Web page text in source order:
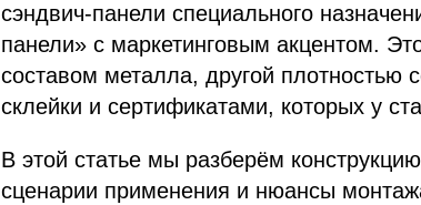
сэндвич-панели специального
панели» с маркетинговым акцентом.
составом металла, другой плотностью
склейки и сертификатами, которых у
В этой статье мы разберём
сценарии применения и нюансы